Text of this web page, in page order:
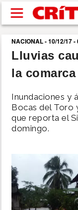
Pasar al contenido
buscar
SUCESOS
NACIONAL
POLÍTICA
DEPORTES
NACIONAL - 10/12/17 -
Lluvias
la
Inundaciones y
Bocas del Toro
que reporta el
domingo.